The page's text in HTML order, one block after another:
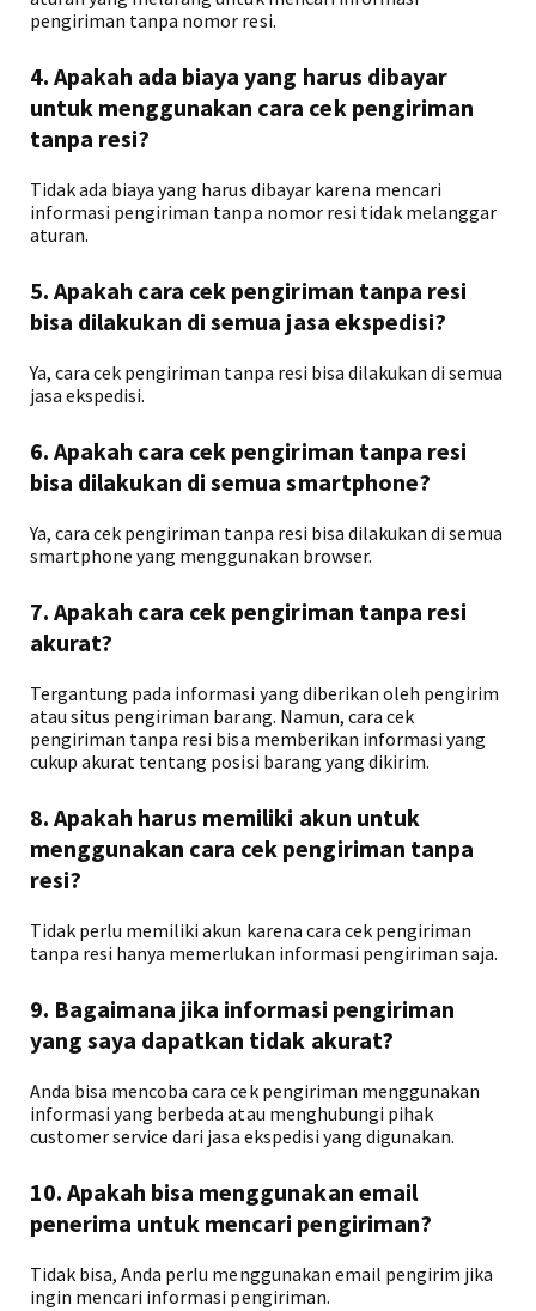
pengiriman tanpa nomor resi.
4. Apakah ada biaya yang harus dibayar
untuk menggunakan cara cek pengiriman
tanpa resi?
Tidak ada biaya yang harus dibayar karena mencari
informasi pengiriman tanpa nomor resi tidak melanggar
aturan.
5. Apakah cara cek pengiriman tanpa resi
bisa dilakukan di semua jasa ekspedisi?
Ya, cara cek pengiriman tanpa resi bisa dilakukan di semua
jasa ekspedisi.
6. Apakah cara cek pengiriman tanpa resi
bisa dilakukan di semua smartphone?
Ya, cara cek pengiriman tanpa resi bisa dilakukan di semua
smartphone yang menggunakan browser.
7. Apakah cara cek pengiriman tanpa resi
akurat?
Tergantung pada informasi yang diberikan oleh pengirim
atau situs pengiriman barang. Namun, cara cek
pengiriman tanpa resi bisa memberikan informasi yang
cukup akurat tentang posisi barang yang dikirim.
8. Apakah harus memiliki akun untuk
menggunakan cara cek pengiriman tanpa
resi?
Tidak perlu memiliki akun karena cara cek pengiriman
tanpa resi hanya memerlukan informasi pengiriman saja.
9. Bagaimana jika informasi pengiriman
yang saya dapatkan tidak akurat?
Anda bisa mencoba cara cek pengiriman menggunakan
informasi yang berbeda atau menghubungi pihak
customer service dari jasa ekspedisi yang digunakan.
10. Apakah bisa menggunakan email
penerima untuk mencari pengiriman?
Tidak bisa, Anda perlu menggunakan email pengirim jika
ingin mencari informasi pengiriman.